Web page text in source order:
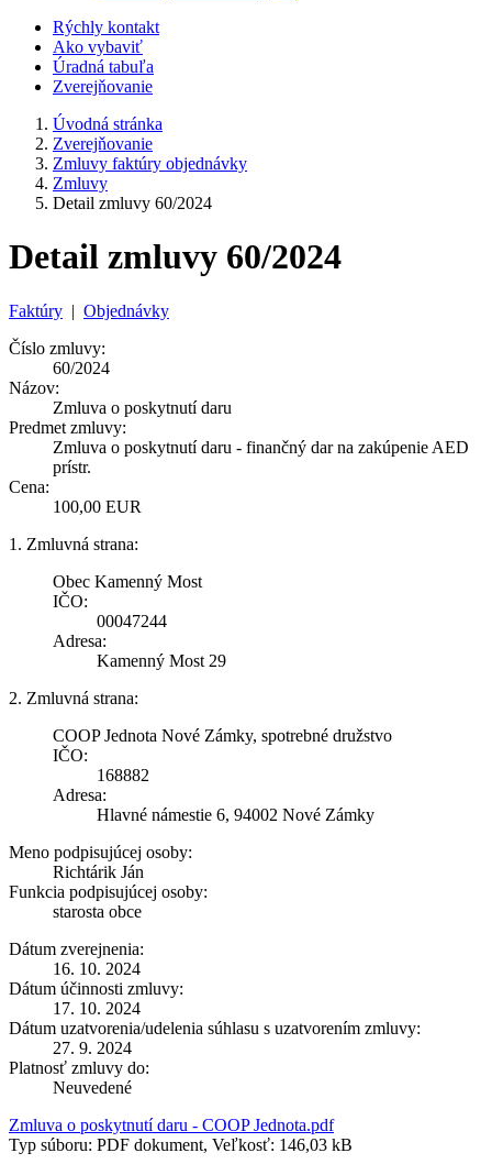
Rýchly kontakt
Ako vybaviť
Úradná tabuľa
Zverejňovanie
Úvodná stránka
Zverejňovanie
Zmluvy faktúry objednávky
Zmluvy
Detail zmluvy 60/2024
Detail zmluvy 60/2024
Faktúry | Objednávky
Číslo zmluvy:
60/2024
Názov:
Zmluva o poskytnutí daru
Predmet zmluvy:
Zmluva o poskytnutí daru - finančný dar na zakúpenie AED
prístr.
Cena:
100,00 EUR
1. Zmluvná strana:
Obec Kamenný Most
IČO:
00047244
Adresa:
Kamenný Most 29
2. Zmluvná strana:
COOP Jednota Nové Zámky, spotrebné družstvo
IČO:
168882
Adresa:
Hlavné námestie 6, 94002 Nové Zámky
Meno podpisujúcej osoby:
Richtárik Ján
Funkcia podpisujúcej osoby:
starosta obce
Dátum zverejnenia:
16. 10. 2024
Dátum účinnosti zmluvy:
17. 10. 2024
Dátum uzatvorenia/udelenia súhlasu s uzatvorením zmluvy:
27. 9. 2024
Platnosť zmluvy do:
Neuvedené
Zmluva o poskytnutí daru - COOP Jednota.pdf
Typ súboru: PDF dokument, Veľkosť: 146,03 kB